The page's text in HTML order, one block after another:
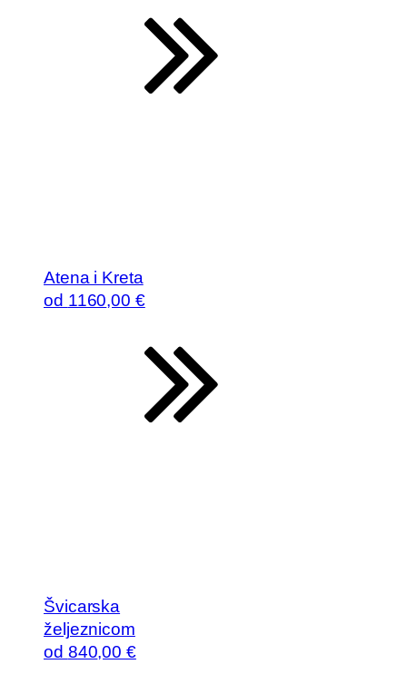
Atena i Kreta
od 1160,00 €
Švicarska
željeznicom
od 840,00 €